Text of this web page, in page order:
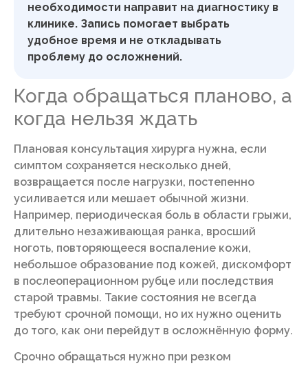
необходимости направит на диагностику в
клинике. Запись помогает выбрать
удобное время и не откладывать
проблему до осложнений.
Когда обращаться планово, а
когда нельзя ждать
Плановая консультация хирурга нужна, если
симптом сохраняется несколько дней,
возвращается после нагрузки, постепенно
усиливается или мешает обычной жизни.
Например, периодическая боль в области грыжи,
длительно незаживающая ранка, вросший
ноготь, повторяющееся воспаление кожи,
небольшое образование под кожей, дискомфорт
в послеоперационном рубце или последствия
старой травмы. Такие состояния не всегда
требуют срочной помощи, но их нужно оценить
до того, как они перейдут в осложнённую форму.
Срочно обращаться нужно при резком